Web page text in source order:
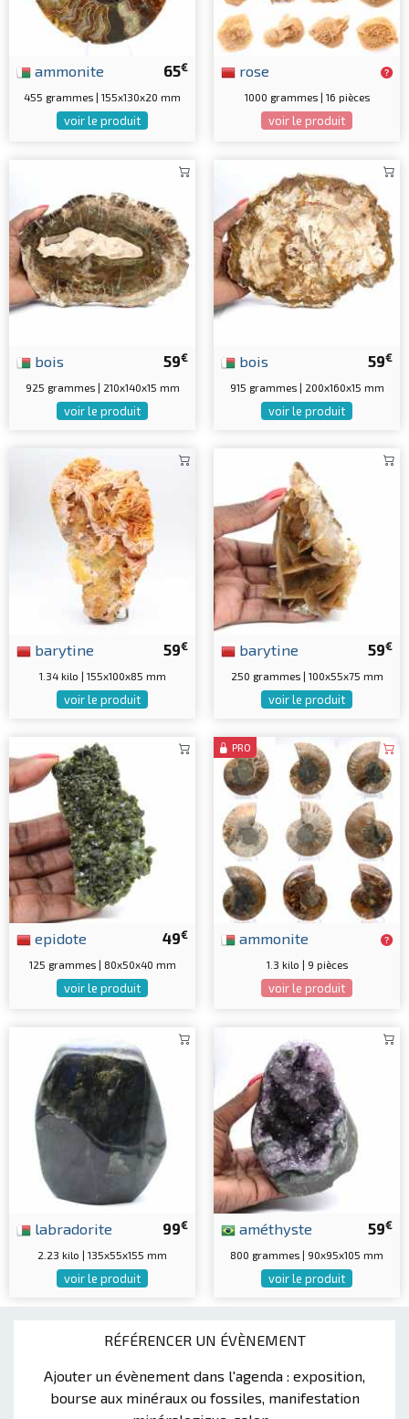
RÉFÉRENCER UN ÉVÈNEMENT
Ajouter un évènement dans l'agenda : exposition,
bourse aux minéraux ou fossiles, manifestation
65€
ammonite
455 grammes | 155x130x20 mm
voir le produit
rose
1000 grammes | 16 pièces
voir le produit
59€
bois
925 grammes | 210x140x15 mm
voir le produit
59€
bois
915 grammes | 200x160x15 mm
voir le produit
59€
barytine
1.34 kilo | 155x100x85 mm
voir le produit
59€
barytine
250 grammes | 100x55x75 mm
voir le produit
49€
epidote
125 grammes | 80x50x40 mm
voir le produit
PRO
ammonite
1.3 kilo | 9 pièces
voir le produit
99€
labradorite
2.23 kilo | 135x55x155 mm
voir le produit
59€
améthyste
800 grammes | 90x95x105 mm
voir le produit